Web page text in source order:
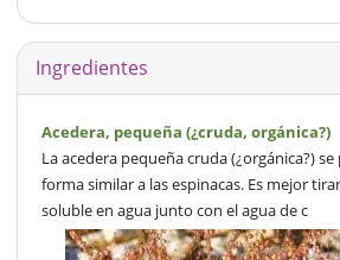
Ingredientes
Acedera, pequeña (¿cruda, orgánica?)
La acedera pequeña cruda (¿orgánica?)
forma similar a las espinacas. Es mejor
soluble en agua junto con el agua de c